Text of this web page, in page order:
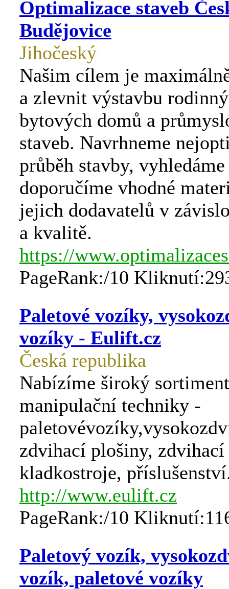
Optimalizace staveb
Budějovice
Jihočeský
Našim cílem je
a zlevnit výstavbu
bytových domů a
staveb. Navrhneme
průběh stavby, vyhledáme
doporučíme vhodné
jejich dodavatelů v
a kvalitě.
https://
PageRank:/10
Paletové vozíky,
vozíky - Eulift.cz
Česká republika
Nabízíme široký sortiment
manipulační techniky -
zdvihací plošiny,
kladkostroje,
http://www.eulift.cz
PageRank:/10
Paletový vozík,
vozík, paletové vozíky